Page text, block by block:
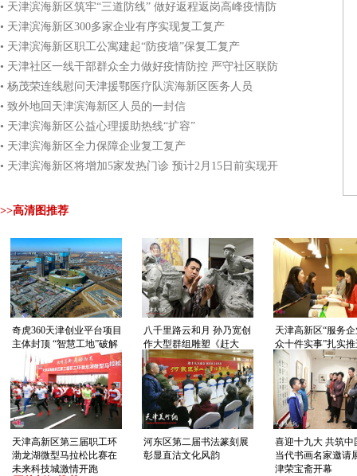
• 天津滨海新区筑牢“三道防线” 做好返程返岗高峰疫情防
控
• 天津滨海新区300多家企业有序实现复工复产
• 天津滨海新区职工公寓建起“防疫墙”保复工复产
• 天津社区一线干部群众全力做好疫情防控 严守社区联防
联控第一线
• 杨茂荣连线慰问天津援鄂医疗队滨海新区医务人员
• 致外地回天津滨海新区人员的一封信
• 天津滨海新区公益心理援助热线“扩容”
• 天津滨海新区全力保障企业复工复产
• 天津滨海新区将增加5家发热门诊 预计2月15日前实现开
>>高清图推荐
奇虎360天津创业平台项目
主体封顶 “智慧工地”破解
施工难题
八千里路云和月 孙乃宽创
作大型群组雕塑《赶大
营》
天津高新区“服务
众十件实事”扎实
业真受益 让群众得
天津高新区第三届职工环
渤龙湖微型马拉松比赛在
未来科技城激情开跑
河东区第二届书法篆刻展
彰显直沽文化风韵
喜迎十九大 共筑
当代书画名家邀请
津荣宝斋开幕